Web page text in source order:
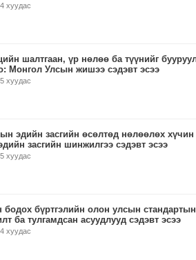
хуудас
шалтгаан, үр нөлөө ба түүнийг
Монгол Улсын жишээ сэдэвт эсээ
хуудас
эдийн засгийн өсөлтөд нөлөөлөх хүчин
засгийн шинжилгээ сэдэвт эсээ
хуудас
бодох бүртгэлийн олон улсын стандартын
ба тулгамдсан асуудлууд сэдэвт эсээ
хуудас